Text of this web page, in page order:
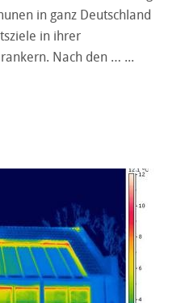
in ganz Deutschland
in ihrer
Nach den …